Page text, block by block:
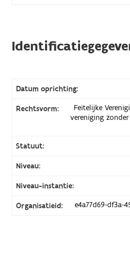
Datum oprichting:
Rechtsvorm:
Feitelijke
vereniging
Statuut:
Niveau:
Niveau-instantie:
Organisatieid: e4a77d69-df3a-